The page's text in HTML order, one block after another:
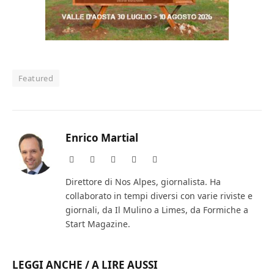
Featured
Enrico Martial
Website Facebook Instagram
Direttore di Nos Alpes, giornalista. Ha
collaborato in tempi diversi con varie riviste e
giornali, da Il Mulino a Limes, da Formiche a
Start Magazine.
LEGGI ANCHE / A LIRE AUSSI